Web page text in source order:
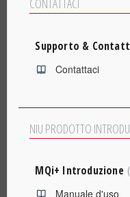
CONTATTACI
Supporto &
Contattaci
NIU PRODOTTO
MQi+ Introduzione
Manuale d'uso